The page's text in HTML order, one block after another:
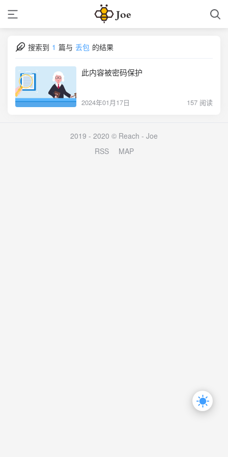
搜索到 1 篇与 丢包 的结果
此内容被密码保护
2024年01月17日 157 阅读
2019 - 2020 © Reach - Joe
RSS
MAP